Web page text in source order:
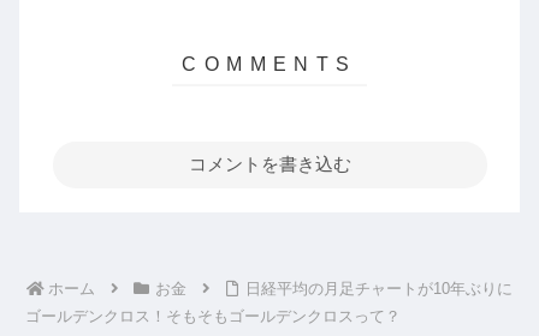
コメントを書き込む
ホーム お金
日経平均の月足チャートが10年ぶりに
ゴールデンクロス！そもそもゴールデンクロスって？